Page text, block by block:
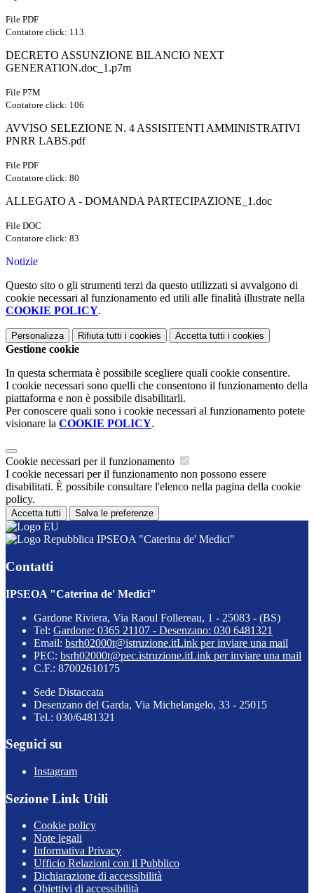
File PDF
Contatore click: 113
DECRETO ASSUNZIONE BILANCIO NEXT
GENERATION.doc_1.p7m
File P7M
Contatore click: 106
AVVISO SELEZIONE N. 4 ASSISITENTI AMMINISTRATIVI
PNRR LABS.pdf
File PDF
Contatore click: 80
ALLEGATO A - DOMANDA PARTECIPAZIONE_1.doc
File DOC
Contatore click: 83
Notizie
Questo sito o gli strumenti terzi da questo utilizzati si avvalgono di
cookie necessari al funzionamento ed utili alle finalità illustrate nella
COOKIE POLICY.
Personalizza Rifiuta tutti i cookies Accetta tutti i cookies
Gestione cookie
In questa schermata è possibile scegliere quali cookie consentire.
I cookie necessari sono quelli che consentono il funzionamento della
piattaforma e non è possibile disabilitarli.
Per conoscere quali sono i cookie necessari al funzionamento potete
visionare la COOKIE POLICY.
Cookie necessari per il funzionamento
I cookie necessari per il funzionamento non possono essere
disabilitati. È possibile consultare l'elenco nella pagina della cookie
policy.
Accetta tutti Salva le preferenze
IPSEOA "Caterina de' Medici"
Contatti
IPSEOA "Caterina de' Medici"
Gardone Riviera, Via Raoul Follereau, 1 - 25083 - (BS)
Tel: Gardone: 0365 21107 - Desenzano: 030 6481321
Email: bsrh02000t@istruzione.itLink per inviare una mail
PEC: bsrh02000t@pec.istruzione.itLink per inviare una mail
C.F.: 87002610175
Sede Distaccata
Desenzano del Garda, Via Michelangelo, 33 - 25015
Tel.: 030/6481321
Seguici su
Instagram
Sezione Link Utili
Cookie policy
Note legali
Informativa Privacy
Ufficio Relazioni con il Pubblico
Dichiarazione di accessibilità
Obiettivi di accessibilità